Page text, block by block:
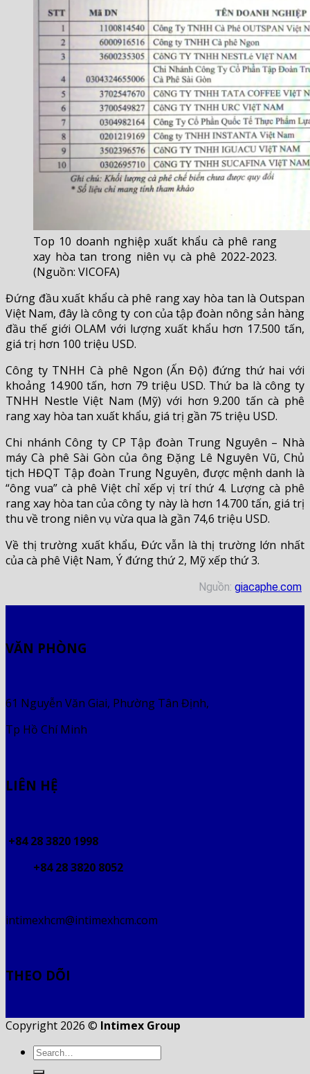
Top 10 doanh nghiệp xuất khẩu cà phê rang
xay hòa tan trong niên vụ cà phê 2022-2023.
(Nguồn: VICOFA)
Đứng đầu xuất khẩu cà phê rang xay hòa tan là Outspan
Việt Nam, đây là công ty con của tập đoàn nông sản hàng
đầu thế giới OLAM với lượng xuất khẩu hơn 17.500 tấn,
giá trị hơn 100 triệu USD.
Công ty TNHH Cà phê Ngon (Ấn Độ) đứng thứ hai với
khoảng 14.900 tấn, hơn 79 triệu USD. Thứ ba là công ty
TNHH Nestle Việt Nam (Mỹ) với hơn 9.200 tấn cà phê
rang xay hòa tan xuất khẩu, giá trị gần 75 triệu USD.
Chi nhánh Công ty CP Tập đoàn Trung Nguyên – Nhà
máy Cà phê Sài Gòn của ông Đặng Lê Nguyên Vũ, Chủ
tịch HĐQT Tập đoàn Trung Nguyên, được mệnh danh là
“ông vua” cà phê Việt chỉ xếp vị trí thứ 4. Lượng cà phê
rang xay hòa tan của công ty này là hơn 14.700 tấn, giá trị
thu về trong niên vụ vừa qua là gần 74,6 triệu USD.
Về thị trường xuất khẩu, Đức vẫn là thị trường lớn nhất
của cà phê Việt Nam, Ý đứng thứ 2, Mỹ xếp thứ 3.
Nguồn: giacaphe.com
VĂN PHÒNG
61 Nguyễn Văn Giai, Phường Tân Định,
Tp Hồ Chí Minh
LIÊN HỆ
+84 28 3820 1998
+84 28 3820 8052
intimexhcm@intimexhcm.com
THEO DÕI
Copyright 2026 © Intimex Group